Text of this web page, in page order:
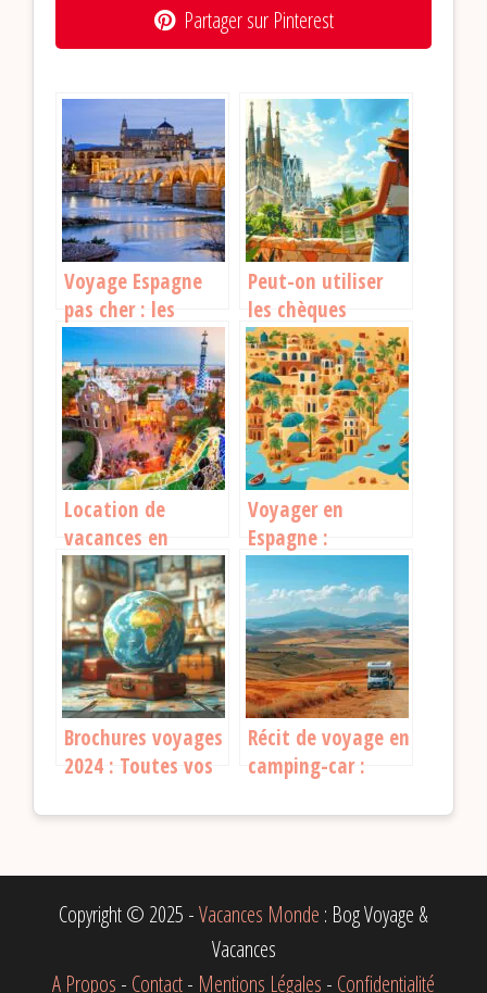
Partager sur Pinterest
Voyage Espagne
pas cher : les
astuces pour
profiter sans se
ruiner
Peut-on utiliser
les chèques
vacances en
Espagne ? Voici
tout ce qu’il faut
savoir
Location de
vacances en
Espagne :
comment profiter
au maximum de
votre séjour
Voyager en
Espagne :
découvrez nos
astuces pour un
séjour unique et
riche en
expériences
Brochures voyages
2024 : Toutes vos
portée de main
Récit de voyage en
camping-car :
autrement
Copyright © 2025 -Vacances Monde : Bog Voyage &
Vacances
A Propos - Contact- Mentions Légales - Confidentialité